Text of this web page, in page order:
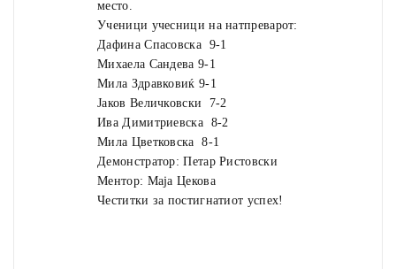
место.
Ученици учесници на натпреварот:
Дафина Спасовска 9-1
Михаела Сандева 9-1
Мила Здравковиќ 9-1
Јаков Величковски 7-2
Ива Димитриевска 8-2
Мила Цветковска 8-1
Демонстратор: Петар Ристовски
Ментор: Маја Цекова
Честитки за постигнатиот успех!